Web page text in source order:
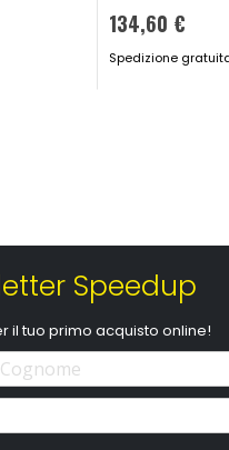
134,60 €
Spedizione
Speedup
il tuo primo acquisto online!